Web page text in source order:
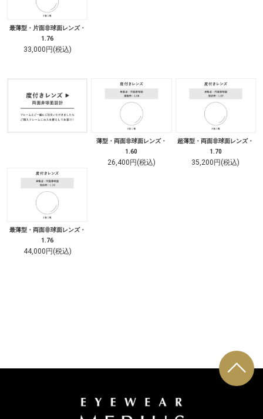
最薄型・片面非球面レンズ・
1.76
33,000円(税込)
薄型・両面非球面レンズ・
1.60
26,400円(税込)
超薄型・両面非球面レンズ・
1.70
35,200円(税込)
最薄型・両面非球面レンズ・
1.76
44,000円(税込)